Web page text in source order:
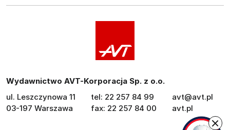
Wydawnictwo AVT-Korporacja Sp. z o.o.
ul. Leszczynowa 11
03-197 Warszawa
tel: 22 257 84 99
fax: 22 257 84 00
avt@avt.pl
avt.pl